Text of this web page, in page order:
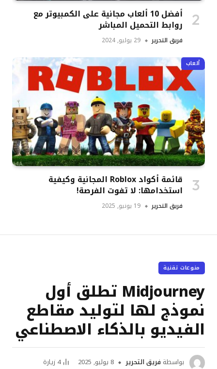
أفضل 10 ألعاب مجانية على الكمبيوتر مع
روابط التحميل المباشر
فريق التحرير 29 يوليو, 2024
ألعاب
قائمة أكواد Roblox المجانية وكيفية
استخدامها: لا تفوت الفرصة!
فريق التحرير 19 يونيو, 2025
منوعات تقنية
Midjourney تطلق أول
نموذج لها لتوليد مقاطع
الفيديو بالذكاء الاصطناعي
بواسطة فريق التحرير 8 يوليو, 2025 4 زيارة